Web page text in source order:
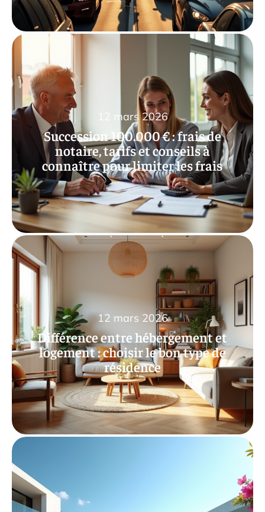
Succession 100.000 € : frais de
notaire, tarifs et conseils à
connaître pour limiter les frais
12 mars 2026
Différence entre hébergement et
logement : choisir le bon type de
résidence
12 mars 2026